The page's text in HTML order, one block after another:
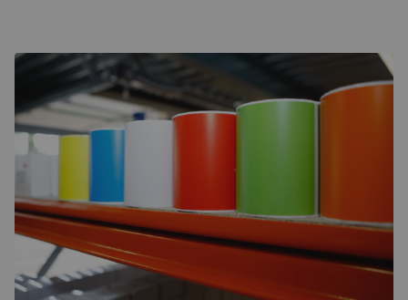
Bestel je vandaag voo 17.00 uur? Dan wordt je
bestelling vandaag nog verstuurd.